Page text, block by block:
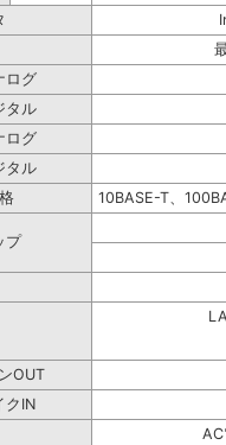
ログ
タル
ログ
タル
10BASE-T、
プ
OUT
クIN